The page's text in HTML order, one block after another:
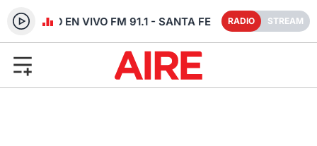
RADIO EN VIVO FM 91.1 - SANTA FE RADIO STREAM